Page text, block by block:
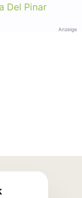
Del Pinar
Anzeige